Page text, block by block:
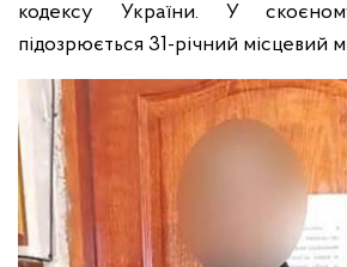
кодексу України. У
підозрюється 31-річний місцевий